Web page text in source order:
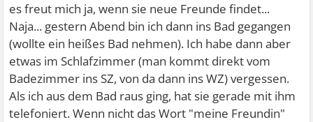
es freut mich ja, wenn sie neue Freunde findet...
Naja... gestern Abend bin ich dann ins Bad gegangen
(wollte ein heißes Bad nehmen). Ich habe dann aber
etwas im Schlafzimmer (man kommt direkt vom
Badezimmer ins SZ, von da dann ins WZ) vergessen.
Als ich aus dem Bad raus ging, hat sie gerade mit ihm
telefoniert. Wenn nicht das Wort "meine Freundin"